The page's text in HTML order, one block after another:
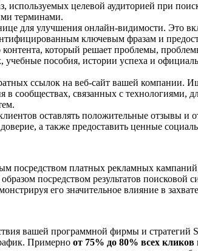
используемых целевой аудиторией при
терминами.
для улучшения онлайн-видимости. Это
ключевым фразам и
который решает проблемы,
пособия, истории успеха и
ссылок на веб-сайт вашей компании.
в сообществах, связанных с
оставлять положительные отзывы
а также предоставить ценные
посредством платных рекламных
посредством результатов поисковой
его значительное влияние в
вашей программной фирмы и стратегий
Примерно от 75% до 80% всех кликов